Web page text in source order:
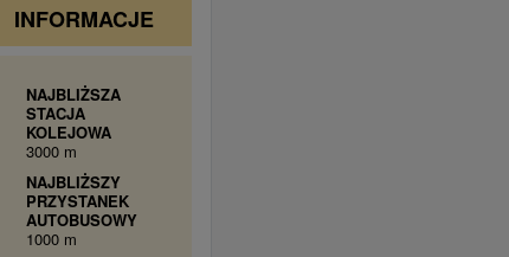
INFORMACJE
NAJBLIŻSZA
STACJA
KOLEJOWA
3000 m
NAJBLIŻSZY
PRZYSTANEK
AUTOBUSOWY
1000 m